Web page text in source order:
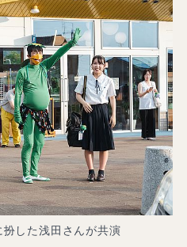
扮した浅田さんが共演